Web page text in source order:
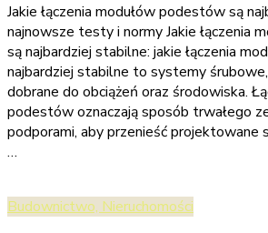
–
Jakie łączenia modułów podestów są
najnowsze testy i normy Jakie łączenia
są najbardziej stabilne: jakie łączenia
najbardziej stabilne to systemy
dobrane do obciążeń oraz środowiska.
podestów oznaczają sposób trwałego
podporami, aby przenieść projektowane
…
Budownictwo, Nieruchomości